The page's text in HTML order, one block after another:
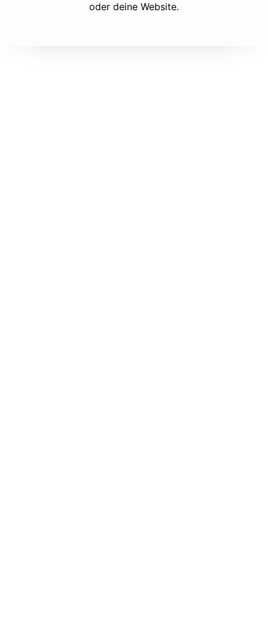
oder deine Website.